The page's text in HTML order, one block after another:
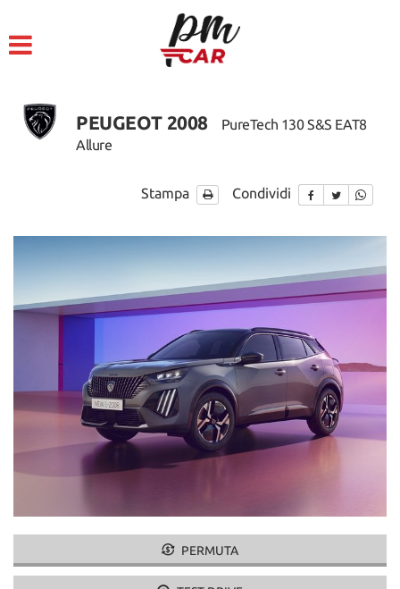
ACQUISTIAMO USATO
CONTATTI
PEUGEOT 2008
PureTech 130 S&S EAT8
Allure
Stampa Condividi
PERMUTA